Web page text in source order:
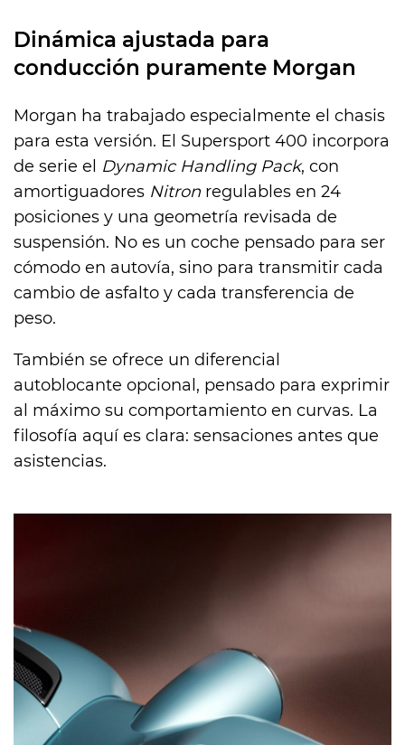
Dinámica ajustada para
conducción puramente Morgan
Morgan ha trabajado especialmente el chasis
para esta versión. El Supersport 400 incorpora
de serie el Dynamic Handling Pack, con
amortiguadores Nitron regulables en 24
posiciones y una geometría revisada de
suspensión. No es un coche pensado para ser
cómodo en autovía, sino para transmitir cada
cambio de asfalto y cada transferencia de
peso.
También se ofrece un diferencial
autoblocante opcional, pensado para exprimir
al máximo su comportamiento en curvas. La
filosofía aquí es clara: sensaciones antes que
asistencias.